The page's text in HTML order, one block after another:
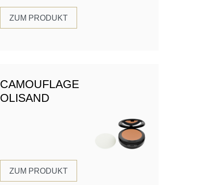
ZUM PRODUKT
CAMOUFLAGE
OLISAND
ZUM PRODUKT